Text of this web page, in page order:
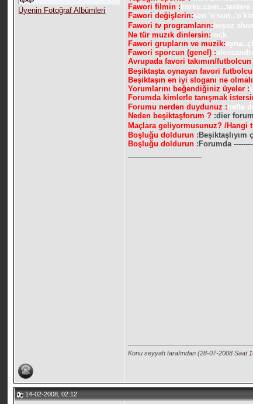
Üyenin Fotoğraf Albümleri
Fawori filmin : korku.com...testere
Fawori değişlerin:sen
Fawori tv programların:beyaz
Ne tür muzık dinlersin:rock
Fawori grupların ve muzik:
Fawori sporcun (genel) :
Avrupada favori takımın/futbolcun
Beşiktaşta oynayan favori
Beşiktaşın en iyi sloganı ne
Yorumlarını beğendiğiniz üyeler :
Forumda kimlerle tanışmak
Forumu nerden duydunuz :nette
Neden beşiktaşforum ? :dier
Maçlara geliyormusunuz? /Hangi
Boşluğu doldurun :Beşiktaşlıyım
Boşluğu doldurun :Forumda
Konu seyyah tarafından (28-07-2008 Saat
14-02-2008, 02:12